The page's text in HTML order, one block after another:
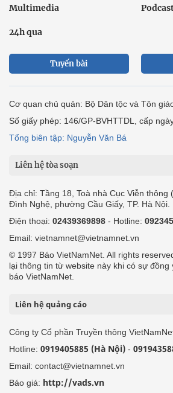
Multimedia
24h qua
Tuyến bài
Cơ quan chủ quản: Bộ Dân tộc và Tôn
Số giấy phép: 146/GP-BVHTTDL, cấp
Tổng biên tập: Nguyễn Văn Bá
Liên hệ tòa soạn
Địa chỉ: Tầng 18, Toà nhà Cục Viễn thông
Đình Nghệ, phường Cầu Giấy, TP. Hà Nội.
Điện thoại: 02439369898 - Hotline:
Email: vietnamnet@vietnamnet.vn
© 1997 Báo VietNamNet. All rights
lại thông tin từ website này khi có sự đồng
báo VietNamNet.
Liên hệ quảng cáo
Công ty Cổ phần Truyền thông
Hotline: 0919405885 (Hà Nội) -
Email: contact@vietnamnet.vn
Báo giá: http://vads.vn